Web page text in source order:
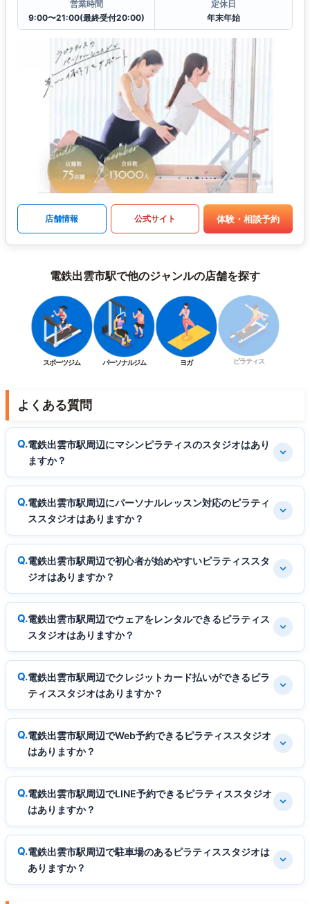
営業時間
9:00〜21:00(最終受付20:00)
定休日
年末年始
店舗情報 公式サイト 体験・相談予約
電鉄出雲市駅で他のジャンルの店舗を探す
スポーツジム パーソナルジム ヨガ ピラティス
よくある質問
電鉄出雲市駅周辺にマシンピラティスのスタジオはあり
ますか？
電鉄出雲市駅周辺にパーソナルレッスン対応のピラティ
ススタジオはありますか？
電鉄出雲市駅周辺で初心者が始めやすいピラティススタ
ジオはありますか？
電鉄出雲市駅周辺でウェアをレンタルできるピラティス
スタジオはありますか？
電鉄出雲市駅周辺でクレジットカード払いができるピラ
ティススタジオはありますか？
電鉄出雲市駅周辺でWeb予約できるピラティススタジオ
はありますか？
電鉄出雲市駅周辺でLINE予約できるピラティススタジオ
はありますか？
電鉄出雲市駅周辺で駐車場のあるピラティススタジオは
ありますか？